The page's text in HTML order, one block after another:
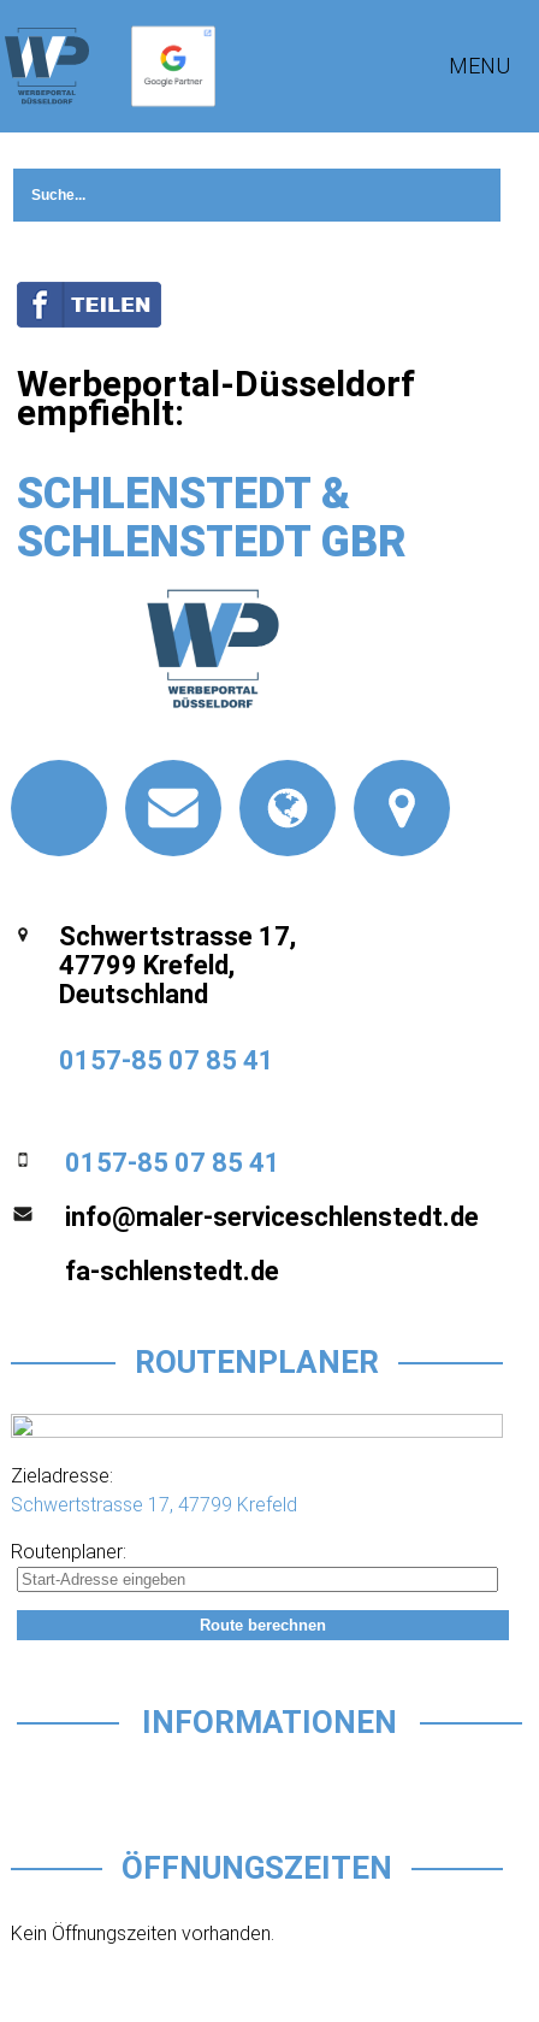
MENU
Werbeportal-Düsseldorf
empfiehlt:
SCHLENSTEDT &
SCHLENSTEDT GBR
Schwertstrasse 17,
47799 Krefeld,
Deutschland
0157-85 07 85 41
0157-85 07 85 41
info@maler-serviceschlenstedt.de
fa-schlenstedt.de
ROUTENPLANER
Zieladresse:
Schwertstrasse 17, 47799 Krefeld
Routenplaner:
INFORMATIONEN
ÖFFNUNGSZEITEN
Kein Öffnungszeiten vorhanden.